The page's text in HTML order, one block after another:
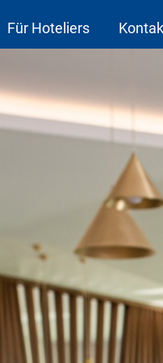
Für Hoteliers